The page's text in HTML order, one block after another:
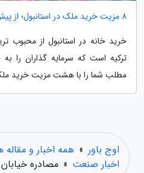
8 مزیت خرید ملک در استانبول؛ از پیش خرید تا اقامت
خرید خانه در استانبول از محبوب
ترکیه است که سرمایه گذاران را
مطلب شما را با هشت مزیت خرید ملک
اوج باور » همه اخبار و مقاله
اخبار صنعت » مصادره